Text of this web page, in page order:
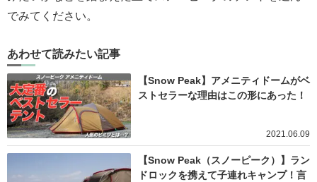
でみてください。
あわせて読みたい記事
【Snow Peak】アメニティドームがベ
ストセラーな理由はこの形にあった！
2021.06.09
【Snow Peak（スノーピーク）】ラン
ドロックを携えて子連れキャンプ！言